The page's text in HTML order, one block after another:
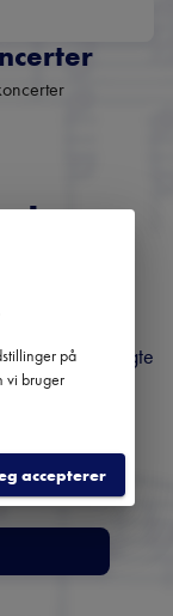
og udvalgte
på
vi bruger
accepterer